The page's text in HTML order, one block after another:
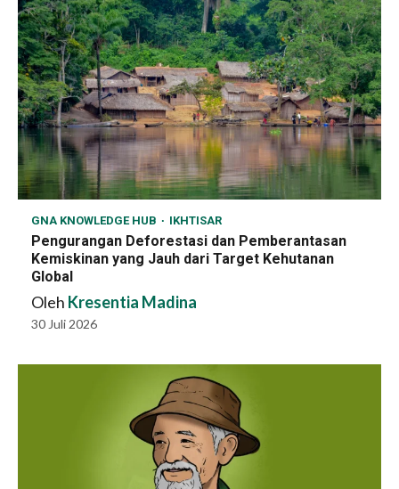
GNA KNOWLEDGE HUB IKHTISAR
Pengurangan Deforestasi dan Pemberantasan
Kemiskinan yang Jauh dari Target Kehutanan
Global
Oleh Kresentia Madina
30 Juli 2026